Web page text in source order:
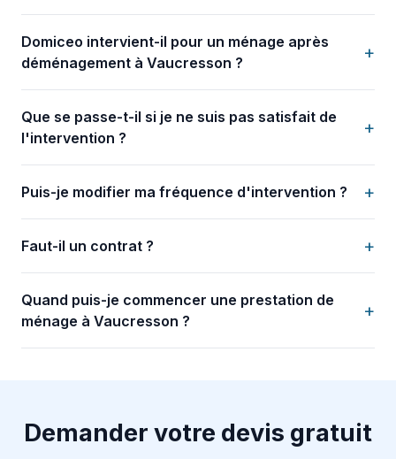
Domiceo intervient-il pour un ménage après
déménagement à Vaucresson ?
+
Que se passe-t-il si je ne suis pas satisfait de
l'intervention ?
+
Puis-je modifier ma fréquence d'intervention ? +
Faut-il un contrat ? +
Quand puis-je commencer une prestation de
ménage à Vaucresson ?
+
Demander votre devis gratuit